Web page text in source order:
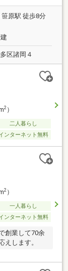
笹原駅 徒歩8分
区諸岡４
2）
二人暮らし
ンターネット無料
2）
一人暮らし
ンターネット無料
創業して70余
えします。